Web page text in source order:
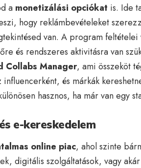
a monetizálási opciókat is. Ide
hogy reklámbevételeket
van. A program
és rendszeres aktivitásra van
Collabs Manager, ami összeköt
és márkák
hasznos, ha már van egy
e-kereskedelem
online piac, ahol szinte
digitális szolgáltatások, vagy